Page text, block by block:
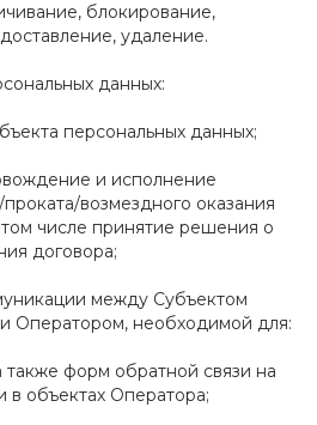
блокирование,
удаление.
данных:
персональных данных;
и исполнение
возмездного оказания
числе принятие решения о
договора;
между Субъектом
Оператором, необходимой для:
также форм обратной связи на
в объектах Оператора;